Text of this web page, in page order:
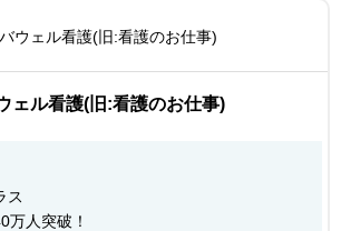
ェル看護(旧:看護のお仕事)
ス
万人突破！